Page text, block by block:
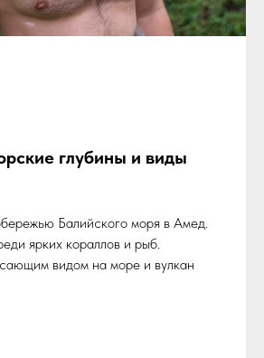
глубины и виды
Балийского моря в Амед.
ярких кораллов и рыб.
видом на море и вулкан